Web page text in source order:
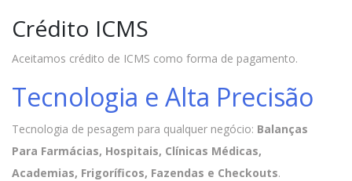
Crédito ICMS
Aceitamos crédito de ICMS como forma de pagamento.
Tecnologia e Alta Precisão
Tecnologia de pesagem para qualquer negócio: Balanças
Para Farmácias, Hospitais, Clínicas Médicas,
Academias, Frigoríficos, Fazendas e Checkouts.